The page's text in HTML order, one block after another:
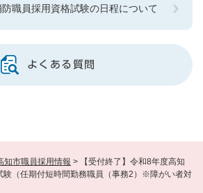
知市職員採用情報 >
【受付終了】令和8年度高知
験（任期付短時間勤務職員（事務2）※障がい者対
職員採用資格試験の日程について
よくある質問